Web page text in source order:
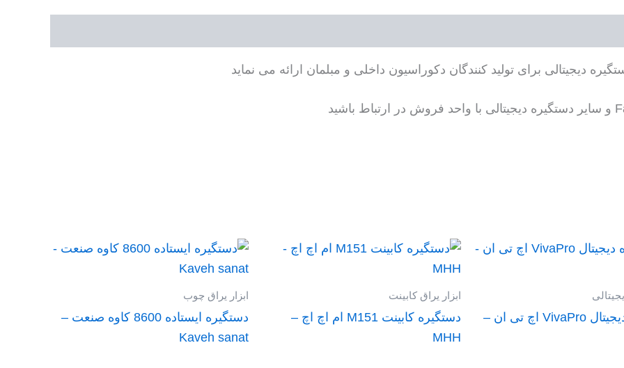
دیجیتالی برای تولید کنندگان دکوراسیون داخلی و مبلمان ارائه می نماید
دستگیره دیجیتال VivaPro اچ تی ان –
ابزار یراق کابینت
دستگیره کابینت M151 ام اچ اچ –
MHH
ابزار یراق چوب
دستگیره ایستاده 8600 کاوه صنعت –
Kaveh sanat